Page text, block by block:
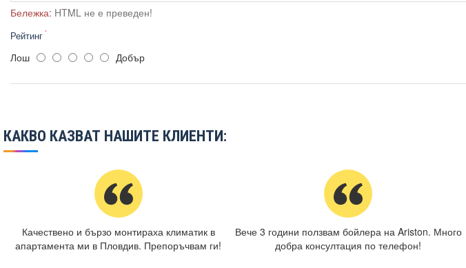
Бележка: HTML не е преведен!
Рейтинг
Лош Добър
КАКВО КАЗВАТ НАШИТЕ КЛИЕНТИ:
Качествено и бързо монтираха климатик в
апартамента ми в Пловдив. Препоръчвам ги!
Вече 3 години ползвам бойлера на Ariston. Много
добра консултация по телефон!